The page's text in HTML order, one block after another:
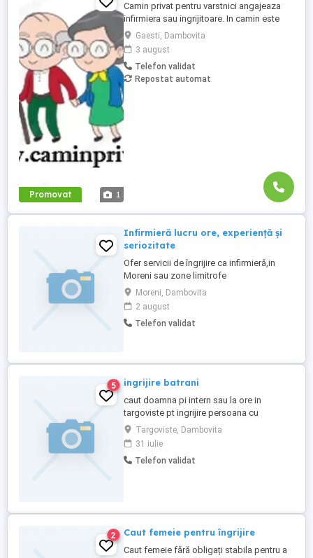
Promovat 1
Camin privat pentru varstnici angajeaza
infirmiera sau ingrijitoare. In camin este
personal medical 24 7. Asiguram mesele.
Mai multe detalii, la telefon.
Gaesti, Dambovita
3 august
Telefon validat
Repostat automat
Infirmieră lucru ore, experiență și
seriozitate
Ofer servicii de îngrijire ca infirmieră,in
Moreni sau zone limitrofe
Moreni, Dambovita
2 august
Telefon validat
5 ingrijire batrani
caut doamna pi intern sau la ore in
targoviste pt ingrijire persoana cu
handicap picior amputat
Targoviste, Dambovita
31 iulie
Telefon validat
2 Caut femeie pentru îngrijire
Caut femeie fără obligați stabila pentru a